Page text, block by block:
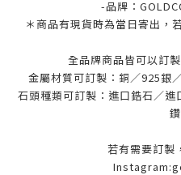
-品牌：
＊商品有現貨時為當日寄出，
全品牌商品皆可以訂
金屬材質可訂製：銅／925銀
石頭種類可訂製：進口鋯石／進
若有需要訂製